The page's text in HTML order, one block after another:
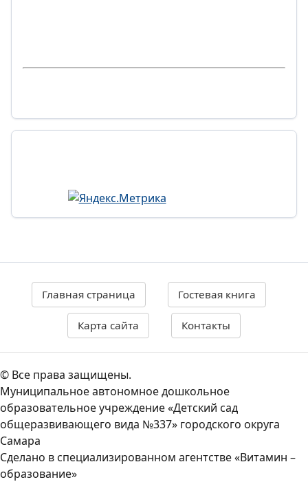
Главная страница Гостевая книга
Карта сайта Контакты
© Все права защищены.
Муниципальное автономное дошкольное
образовательное учреждение «Детский сад
общеразвивающего вида №337» городского округа
Самара
Сделано в специализированном агентстве «Витамин –
образование»